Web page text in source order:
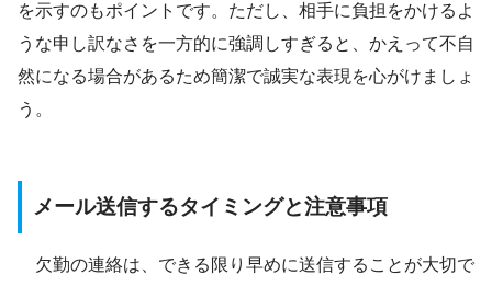
を示すのもポイントです。ただし、相手に負担をかけるよ
うな申し訳なさを一方的に強調しすぎると、かえって不自
然になる場合があるため簡潔で誠実な表現を心がけましょ
う。
メール送信するタイミングと注意事項
欠勤の連絡は、できる限り早めに送信することが大切で